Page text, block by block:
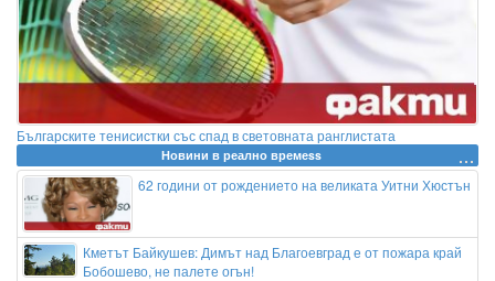
Българските тенисистки със спад в световната ранглистата
Новини в реално времеss
62 години от рождението на великата Уитни Хюстън
Кметът Байкушев: Димът над Благоевград е от пожара край
Бобошево, не палете огън!